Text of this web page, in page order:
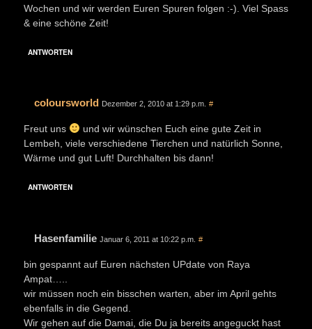
Wochen und wir werden Euren Spuren folgen :-). Viel Spass
& eine schöne Zeit!
ANTWORTEN
coloursworld Dezember 2, 2010 at 1:29 p.m. #
Freut uns
und wir wünschen Euch eine gute Zeit in
Lembeh, viele verschiedene Tierchen und natürlich Sonne,
Wärme und gut Luft! Durchhalten bis dann!
ANTWORTEN
Hasenfamilie Januar 6, 2011 at 10:22 p.m. #
bin gespannt auf Euren nächsten UPdate von Raya
Ampat…..
wir müssen noch ein bisschen warten, aber im April gehts
ebenfalls in die Gegend.
Wir gehen auf die Damai, die Du ja bereits angeguckt hast